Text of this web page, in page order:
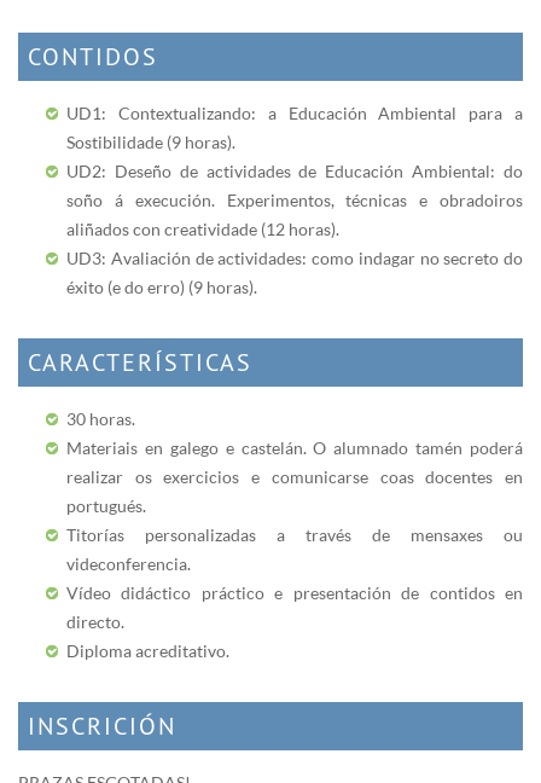
CONTIDOS
UD1: Contextualizando: a Educación Ambiental para a
Sostibilidade (9 horas).
UD2: Deseño de actividades de Educación Ambiental: do
soño á execución. Experimentos, técnicas e obradoiros
aliñados con creatividade (12 horas).
UD3: Avaliación de actividades: como indagar no secreto do
éxito (e do erro) (9 horas).
CARACTERÍSTICAS
30 horas.
Materiais en galego e castelán. O alumnado tamén poderá
realizar os exercicios e comunicarse coas docentes en
portugués.
Titorías personalizadas a través de mensaxes ou
videconferencia.
Vídeo didáctico práctico e presentación de contidos en
directo.
Diploma acreditativo.
INSCRICIÓN